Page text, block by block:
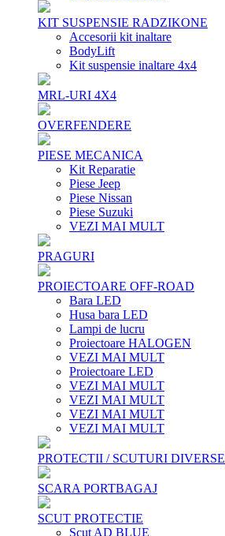
KIT SUSPENSIE RADZIKONE
Accesorii kit inaltare
BodyLift
Kit suspensie inaltare 4x4
MRL-URI 4X4
OVERFENDERE
PIESE MECANICA
Kit Reparatie
Piese Jeep
Piese Nissan
Piese Suzuki
VEZI MAI MULT
PRAGURI
PROIECTOARE OFF-ROAD
Bara LED
Husa bara LED
Lampi de lucru
Proiectoare HALOGEN
VEZI MAI MULT
Proiectoare LED
VEZI MAI MULT
VEZI MAI MULT
VEZI MAI MULT
VEZI MAI MULT
PROTECTII / SCUTURI DIVERSE
SCARA PORTBAGAJ
SCUT PROTECTIE
Scut AD BLUE